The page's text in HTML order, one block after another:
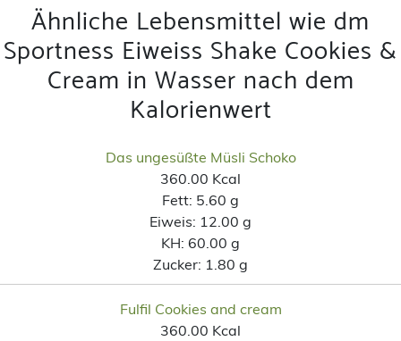
Ähnliche Lebensmittel wie dm
Sportness Eiweiss Shake Cookies &
Cream in Wasser nach dem
Kalorienwert
Das ungesüßte Müsli Schoko
360.00 Kcal
Fett: 5.60 g
Eiweis: 12.00 g
KH: 60.00 g
Zucker: 1.80 g
Fulfil Cookies and cream
360.00 Kcal